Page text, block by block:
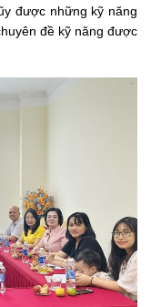
được những kỹ năng
đề kỹ năng được